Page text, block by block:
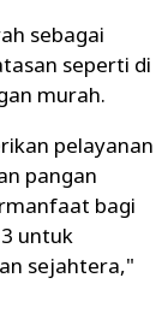
sebagai
seperti di
murah.
pelayanan
pangan
bagi
untuk
sejahtera,"